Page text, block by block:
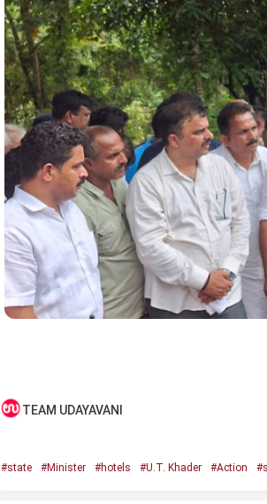
TEAM UDAYAVANI
#state #Minister #hotels #U.T. Khader #Action